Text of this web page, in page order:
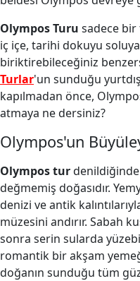
Olympos Turu sadece bir
iç içe, tarihi dokuyu
biriktirebileceğiniz
Turlar'un sunduğu
kapılmadan önce,
atmaya ne dersiniz?
Olympos'un
Olympos tur
değmemiş doğasıdır.
denizi ve antik
müzesini andırır. Sabah
sonra serin sularda
romantik bir akşam
doğanın sunduğu tüm